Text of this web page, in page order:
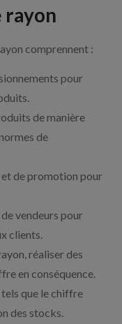
rayon
comprennent :
pour
de manière
de
de promotion pour
vendeurs pour
clients.
réaliser des
en conséquence.
que le chiffre
des stocks.